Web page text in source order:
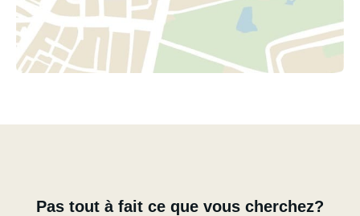
Pas tout à fait ce que vous cherchez?